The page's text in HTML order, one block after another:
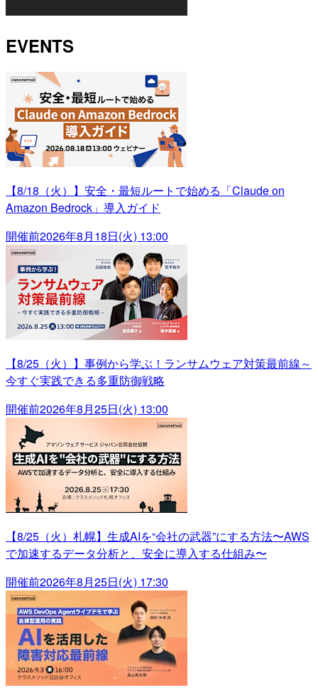
EVENTS
【8/18（火）】安全・最短ルートで始める「Claude on
Amazon Bedrock」導入ガイド
開催前2026年8月18日(火) 13:00
【8/25（火）】事例から学ぶ！ランサムウェア対策最前線～
今すぐ実践できる多重防御戦略
開催前2026年8月25日(火) 13:00
【8/25（火）札幌】生成AIを“会社の武器”にする方法〜AWS
で加速するデータ分析と、安全に導入する仕組み〜
開催前2026年8月25日(火) 17:30